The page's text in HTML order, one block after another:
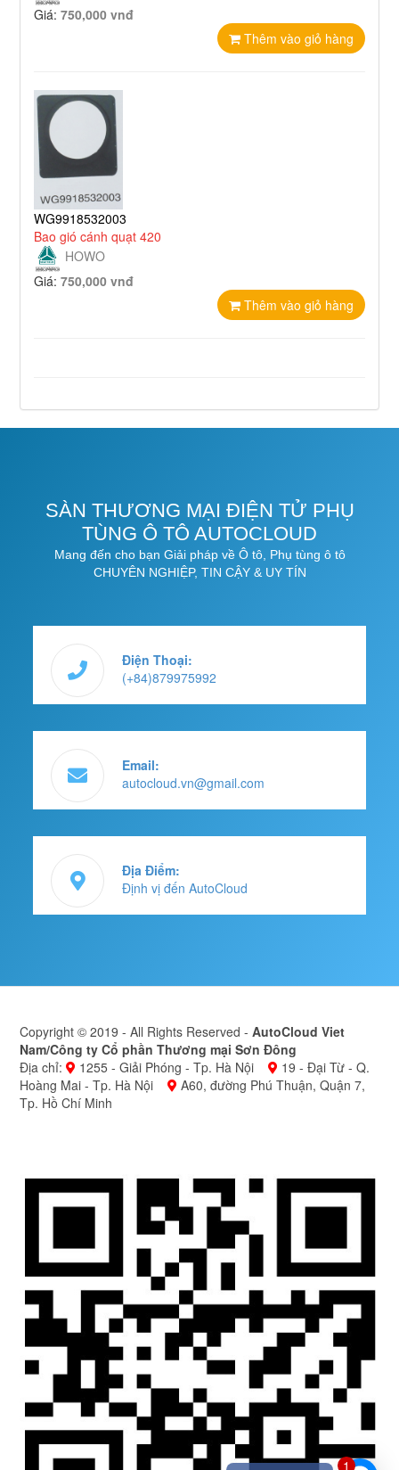
1
Giá:750,000 vnđ
Thêm vào giỏ hàng
WG9918532003
Bao gió cánh quạt 420
HOWO
Giá:750,000 vnđ
Thêm vào giỏ hàng
SÀN THƯƠNG MẠI ĐIỆN TỬ PHỤ
TÙNG Ô TÔ AUTOCLOUD
Mang đến cho bạn Giải pháp về Ô tô, Phụ tùng ô tô
CHUYÊN NGHIỆP, TIN CẬY & UY TÍN
Điện Thoại:
(+84)879975992
Email:
autocloud.vn@gmail.com
Địa Điểm:
Định vị đến AutoCloud
Copyright © 2019 - All Rights Reserved -AutoCloud Viet
Nam/Công ty Cổ phần Thương mại Sơn Đông
Địa chỉ:
1255 - Giải Phóng - Tp. Hà Nội
19 - Đại Từ - Q.
Hoàng Mai - Tp. Hà Nội
A60, đường Phú Thuận, Quận 7,
Tp. Hồ Chí Minh